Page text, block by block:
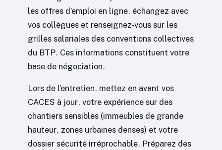
les offres d’emploi en ligne, échangez avec
vos collègues et renseignez-vous sur les
grilles salariales des conventions collectives
du BTP. Ces informations constituent votre
base de négociation.
Lors de l’entretien, mettez en avant vos
CACES à jour, votre expérience sur des
chantiers sensibles (immeubles de grande
hauteur, zones urbaines denses) et votre
dossier sécurité irréprochable. Préparez des